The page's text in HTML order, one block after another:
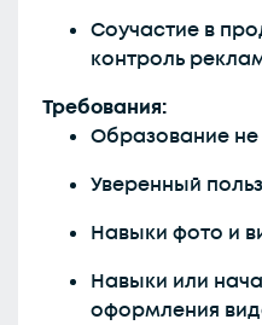
Соучастие в
контроль
Требования:
Образование не
Уверенный
Навыки фото и
Навыки или
оформления